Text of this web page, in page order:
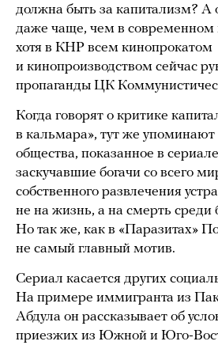
должна быть за капитализм? А
даже чаще, чем в современном
хотя в КНР всем кинопрокатом
и кинопроизводством сейчас
пропаганды ЦК
Когда говорят о критике
в кальмара», тут же упоминают
общества, показанное в
заскучавшие богачи со всего
собственного развлечения
не на жизнь, а на смерть среди
Но так же, как в «Паразитах»
не самый главный мотив.
Сериал касается других
На примере иммигранта из
Абдула он рассказывает об
приезжих из Южной и Юго-